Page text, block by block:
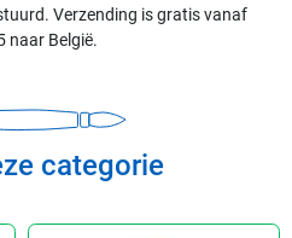
Verzending is gratis vanaf
naar België.
categorie